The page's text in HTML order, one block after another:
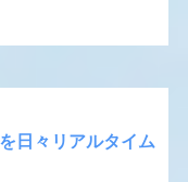
日々リアルタイム